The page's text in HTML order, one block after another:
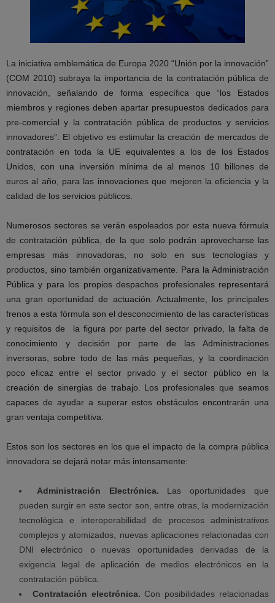
La iniciativa emblemática de Europa 2020 “Unión por la innovación”
(COM 2010) subraya la importancia de la contratación pública de
innovación, señalando de forma específica que “los Estados
miembros y regiones deben apartar presupuestos dedicados para
pre-comercial y la contratación pública de productos y servicios
innovadores”. El objetivo es estimular la creación de mercados de
contratación en toda la UE equivalentes a los de los Estados
Unidos, con una inversión mínima de al menos 10 billones de
euros al año, para las innovaciones que mejoren la eficiencia y la
calidad de los servicios públicos.
Numerosos sectores se verán espoleados por esta nueva fórmula
de contratación pública, de la que solo podrán aprovecharse las
empresas más innovadoras, no solo en sus tecnologías y
productos, sino también organizativamente. Para la Administración
Pública y para los propios despachos profesionales representará
una gran oportunidad de actuación. Actualmente, los principales
frenos a esta fórmula son el desconocimiento de las características
y requisitos de la figura por parte del sector privado, la falta de
conocimiento y decisión por parte de las Administraciones
inversoras, sobre todo de las más pequeñas, y la coordinación
poco eficaz entre el sector privado y el sector público en la
creación de sinergias de trabajo. Los profesionales que seamos
capaces de ayudar a superar estos obstáculos encontrarán una
gran ventaja competitiva.
Estos son los sectores en los que el impacto de la compra pública
innovadora se dejará notar más intensamente:
Administración Electrónica. Las oportunidades que
pueden surgir en este sector son, entre otras, la modernización
tecnológica e interoperabilidad de procesos administrativos
complejos y atomizados, nuevas aplicaciones relacionadas con
DNI electrónico o nuevas oportunidades derivadas de la
exigencia legal de aplicación de medios electrónicos en la
contratación pública.
Contratación electrónica. Con posibilidades relacionadas